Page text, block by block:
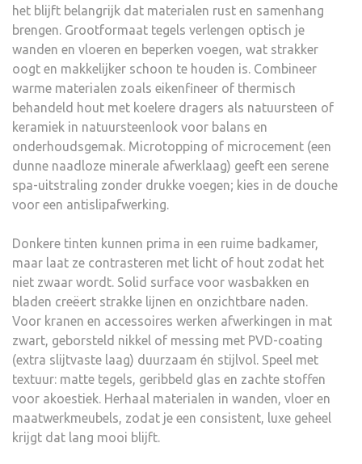
het blijft belangrijk dat materialen rust en samenhang
brengen. Grootformaat tegels verlengen optisch je
wanden en vloeren en beperken voegen, wat strakker
oogt en makkelijker schoon te houden is. Combineer
warme materialen zoals eikenfineer of thermisch
behandeld hout met koelere dragers als natuursteen of
keramiek in natuursteenlook voor balans en
onderhoudsgemak. Microtopping of microcement (een
dunne naadloze minerale afwerklaag) geeft een serene
spa-uitstraling zonder drukke voegen; kies in de douche
voor een antislipafwerking.
Donkere tinten kunnen prima in een ruime badkamer,
maar laat ze contrasteren met licht of hout zodat het
niet zwaar wordt. Solid surface voor wasbakken en
bladen creëert strakke lijnen en onzichtbare naden.
Voor kranen en accessoires werken afwerkingen in mat
zwart, geborsteld nikkel of messing met PVD-coating
(extra slijtvaste laag) duurzaam én stijlvol. Speel met
textuur: matte tegels, geribbeld glas en zachte stoffen
voor akoestiek. Herhaal materialen in wanden, vloer en
maatwerkmeubels, zodat je een consistent, luxe geheel
krijgt dat lang mooi blijft.